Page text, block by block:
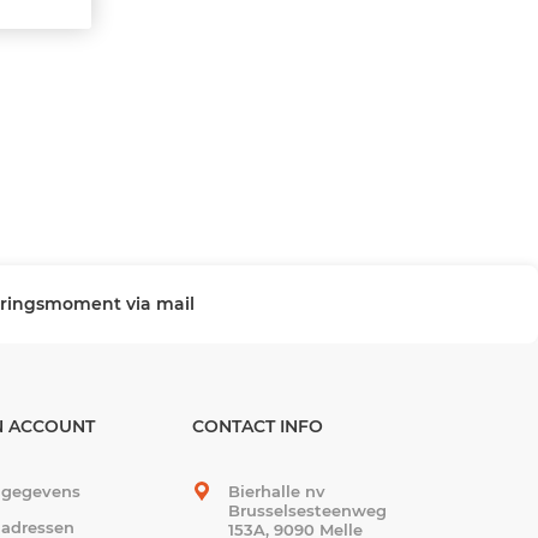
via mail
ACCOUNT CONTACT INFO
Bierhalle nv
Brusselsesteenweg
153A, 9090 Melle